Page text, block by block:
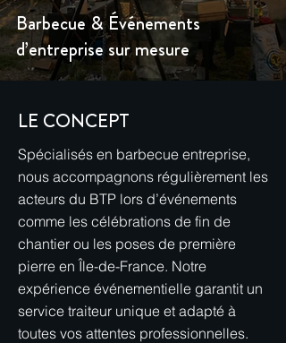
Barbecue & Événements
d’entreprise sur mesure
LE CONCEPT
Spécialisés en barbecue entreprise,
nous accompagnons régulièrement les
acteurs du BTP lors d’événements
comme les célébrations de fin de
chantier ou les poses de première
pierre en Île-de-France. Notre
expérience événementielle garantit un
service traiteur unique et adapté à
toutes vos attentes professionnelles.